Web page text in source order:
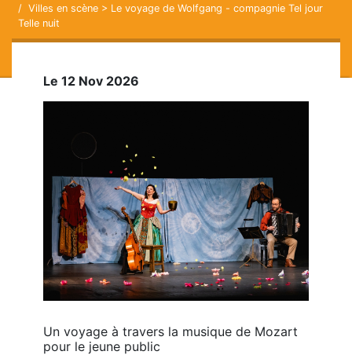
Villes en scène > Le voyage de Wolfgang - compagnie Tel jour
Telle nuit
Le 12 Nov 2026
Un voyage à travers la musique de Mozart
pour le jeune public